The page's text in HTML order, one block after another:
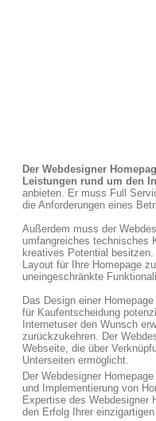
Der Webdesigner
Leistungen rund um den
anbieten. Er muss Full
die Anforderungen eines
Außerdem muss der
umfangreiches technisches
kreatives Potential
Layout für Ihre Homepage
uneingeschränkte
Das Design einer
für Kaufentscheidung
Internetuser den Wunsch
zurückzukehren. Der
Webseite, die über
Unterseiten ermöglicht.
Der Webdesigner
und Implementierung von
Expertise des Webdesigner
den Erfolg Ihrer